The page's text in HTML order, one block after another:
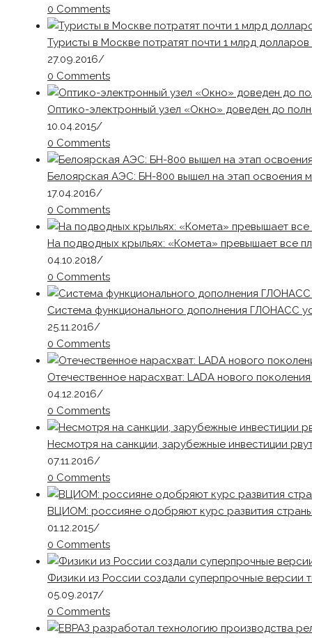
0 Comments
Туристы в Москве потратят почти 1 млрд долларов
27.09.2016/
0 Comments
Оптико-электронный узел «Окно» доведен до
10.04.2015/
0 Comments
Белоярская АЭС: БН-800 вышел на этап освоения
17.04.2016/
0 Comments
На подводных крыльях: «Комета» превышает все
04.10.2018/
0 Comments
Система функционального дополнения ГЛОНАСС
25.11.2016/
0 Comments
Отечественное нарасхват: LADA нового
04.12.2016/
0 Comments
Несмотря на санкции, зарубежные инвестиции
07.11.2016/
0 Comments
ВЦИОМ: россияне одобряют курс развития
01.12.2015/
0 Comments
Физики из России создали суперпрочные версии
05.09.2017/
0 Comments